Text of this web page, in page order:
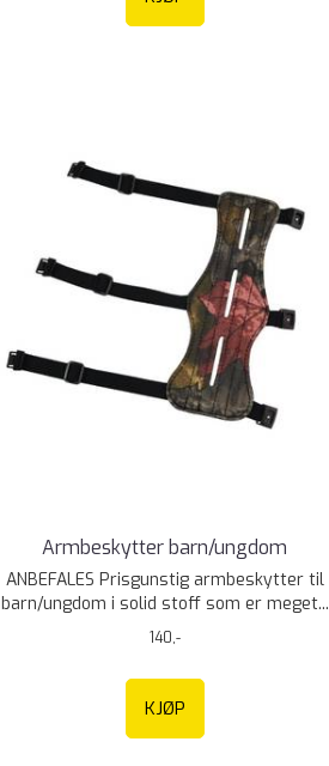
Armbeskytter barn/ungdom
ANBEFALES Prisgunstig armbeskytter til
barn/ungdom i solid stoff som er meget...
140,-
KJØP